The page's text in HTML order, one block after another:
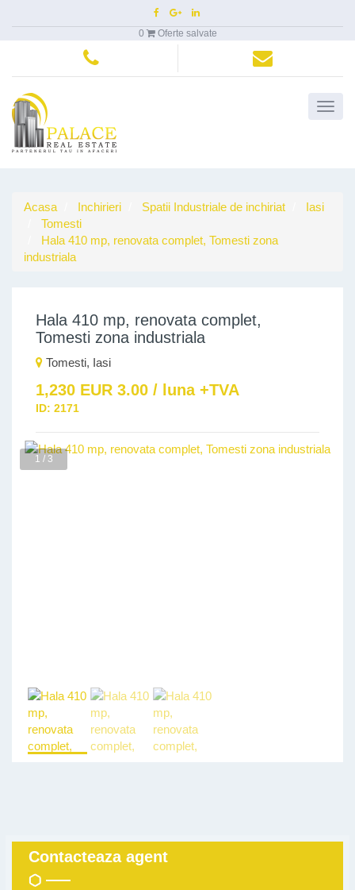
0 Oferte salvate
Acasa Inchirieri Spatii Industriale de inchiriat
Iasi
Tomesti
Hala 410 mp, renovata complet, Tomesti zona
industriala
Hala 410 mp, renovata complet,
Tomesti zona industriala
Tomesti, Iasi
1,230 EUR 3.00 / luna +TVA
ID: 2171
1 / 3
Contacteaza agent